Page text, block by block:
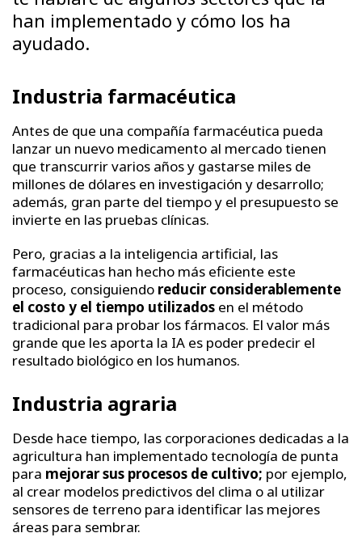
han implementado y cómo los ha
ayudado.
Industria farmacéutica
Antes de que una compañía farmacéutica pueda
lanzar un nuevo medicamento al mercado tienen
que transcurrir varios años y gastarse miles de
millones de dólares en investigación y desarrollo;
además, gran parte del tiempo y el presupuesto se
invierte en las pruebas clínicas.
Pero, gracias a la inteligencia artificial, las
farmacéuticas han hecho más eficiente este
proceso, consiguiendo reducir considerablemente
el costo y el tiempo utilizados en el método
tradicional para probar los fármacos. El valor más
grande que les aporta la IA es poder predecir el
resultado biológico en los humanos.
Industria agraria
Desde hace tiempo, las corporaciones dedicadas a la
agricultura han implementado tecnología de punta
para mejorar sus procesos de cultivo; por ejemplo,
al crear modelos predictivos del clima o al utilizar
sensores de terreno para identificar las mejores
áreas para sembrar.